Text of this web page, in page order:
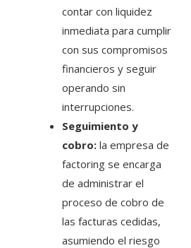
contar con liquidez
inmediata para cumplir
con sus compromisos
financieros y seguir
operando sin
interrupciones.
Seguimiento y
cobro: la empresa de
factoring se encarga
de administrar el
proceso de cobro de
las facturas cedidas,
asumiendo el riesgo